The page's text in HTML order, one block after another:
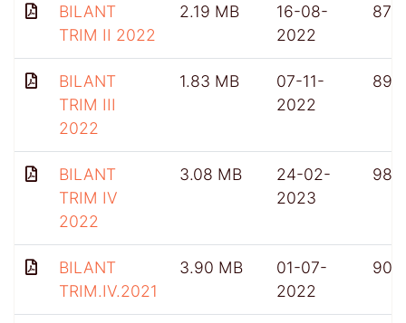
BILANT
TRIM II 2022
2.19 MB
16-08-
2022
876
BILANT
TRIM III
2022
1.83 MB
07-11-
2022
899
BILANT
TRIM IV
2022
3.08 MB
24-02-
2023
985
BILANT
TRIM.IV.2021
3.90 MB
01-07-
2022
904